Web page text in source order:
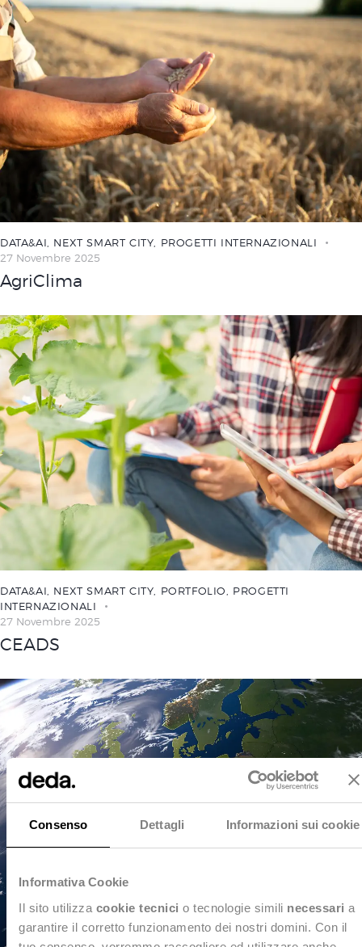
Consenso Dettagli Informazioni sui cookie
Informativa Cookie
Il sito utilizza cookie tecnici o tecnologie simili necessari a
garantire il corretto funzionamento dei nostri domini. Con il
DATA&AI NEXT SMART CITY
PROGETTI INTERNAZIONALI
27 Novembre 2025
AgriClima
DATA&AI NEXT SMART CITY PORTFOLIO
PROGETTI
INTERNAZIONALI
27 Novembre 2025
CEADS